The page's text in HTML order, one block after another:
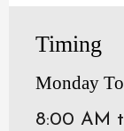
Timing
Monday
8:00 AM